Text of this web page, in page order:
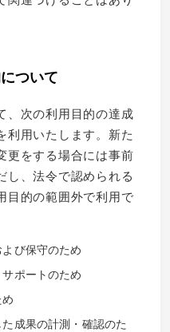
ついて
、次の利用目的の達成
利用いたします。新た
更をする場合には事前
し、法令で認められる
目的の範囲外で利用で
び保守のため
ポートのため
成果の計測・確認のた